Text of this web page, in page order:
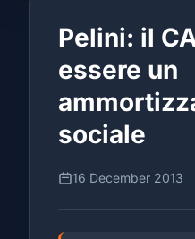
Pelini: il
essere un
sociale
16 December 2013